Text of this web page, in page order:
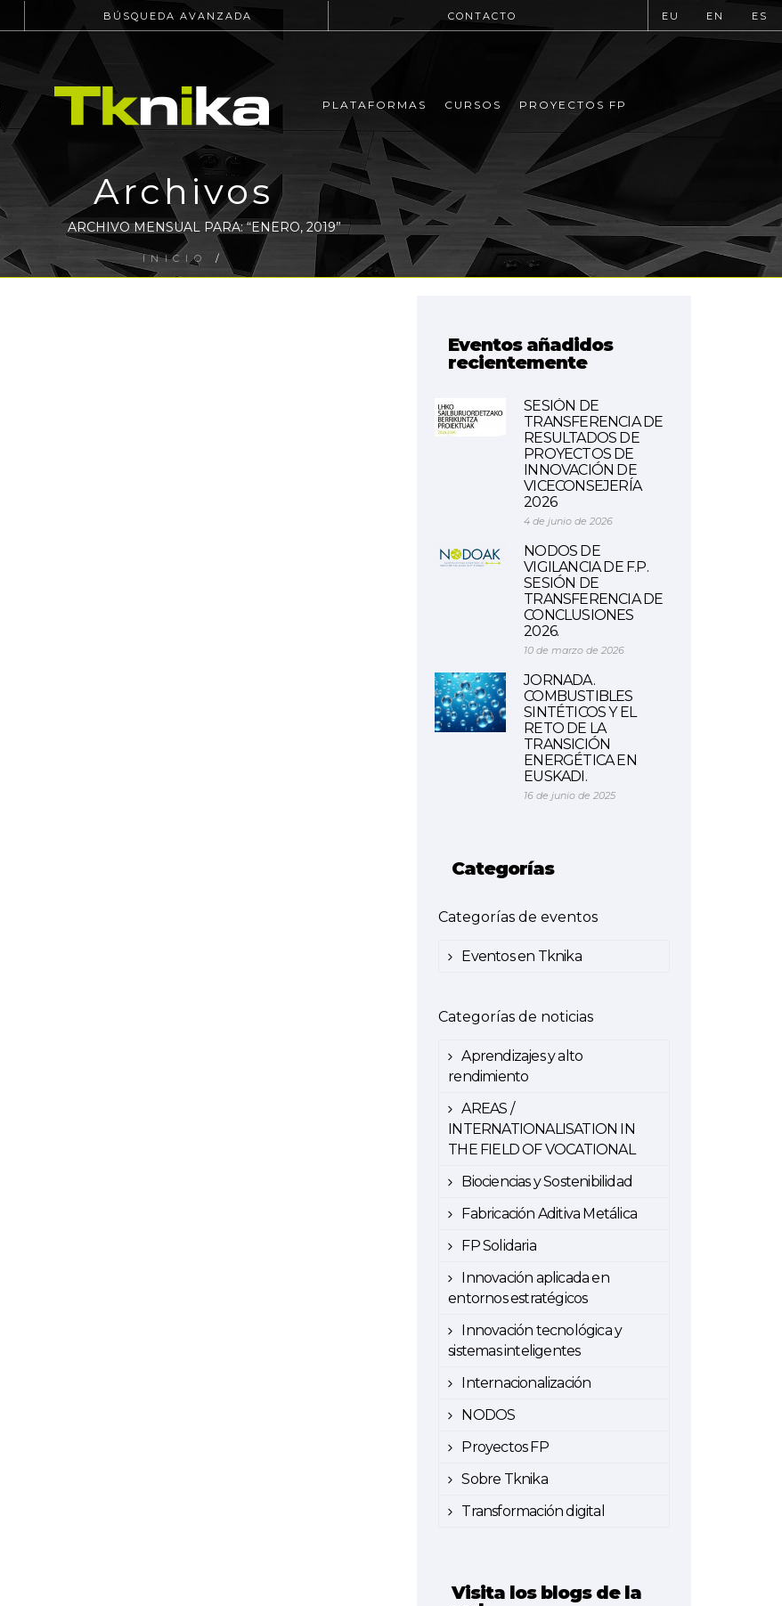
BÚSQUEDA AVANZADA CONTACTO EU EN ES
PLATAFORMAS CURSOS PROYECTOS FP
Archivos
ARCHIVO MENSUAL PARA: “ENERO, 2019”
INICIO /
Eventos añadidos
recientemente
SESIÓN DE
TRANSFERENCIA DE
RESULTADOS DE
PROYECTOS DE
INNOVACIÓN DE
VICECONSEJERÍA
2026
4 de junio de 2026
NODOS DE
VIGILANCIA DE F.P.
SESIÓN DE
TRANSFERENCIA DE
CONCLUSIONES
2026.
10 de marzo de 2026
JORNADA.
COMBUSTIBLES
SINTÉTICOS Y EL
RETO DE LA
TRANSICIÓN
ENERGÉTICA EN
EUSKADI.
16 de junio de 2025
Categorías
Categorías de eventos
Eventos en Tknika
Categorías de noticias
Aprendizajes y alto
rendimiento
AREAS /
INTERNATIONALISATION IN
THE FIELD OF VOCATIONAL
Biociencias y Sostenibilidad
Fabricación Aditiva Metálica
FP Solidaria
Innovación aplicada en
entornos estratégicos
Innovación tecnológica y
sistemas inteligentes
Internacionalización
NODOS
Proyectos FP
Sobre Tknika
Transformación digital
Visita los blogs de la